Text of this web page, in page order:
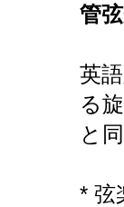
管
英
る
と
* 弦